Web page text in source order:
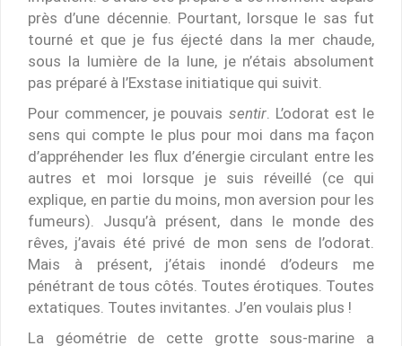
près d’une décennie. Pourtant, lorsque le sas fut
tourné et que je fus éjecté dans la mer chaude,
sous la lumière de la lune, je n’étais absolument
pas préparé à l’Exstase initiatique qui suivit.
Pour commencer, je pouvais sentir. L’odorat est le
sens qui compte le plus pour moi dans ma façon
d’appréhender les flux d’énergie circulant entre les
autres et moi lorsque je suis réveillé (ce qui
explique, en partie du moins, mon aversion pour les
fumeurs). Jusqu’à présent, dans le monde des
rêves, j’avais été privé de mon sens de l’odorat.
Mais à présent, j’étais inondé d’odeurs me
pénétrant de tous côtés. Toutes érotiques. Toutes
extatiques. Toutes invitantes. J’en voulais plus !
La géométrie de cette grotte sous-marine a